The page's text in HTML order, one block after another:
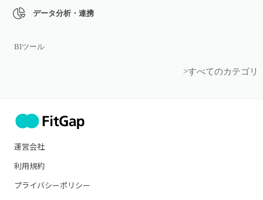
データ分析・連携
BIツール
>すべてのカテゴリ
運営会社
利用規約
プライバシーポリシー